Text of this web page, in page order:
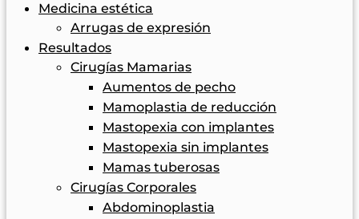
Medicina estética
Arrugas de expresión
Resultados
Cirugías Mamarias
Aumentos de pecho
Mamoplastia de reducción
Mastopexia con implantes
Mastopexia sin implantes
Mamas tuberosas
Cirugías Corporales
Abdominoplastia